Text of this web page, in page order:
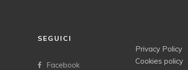
SEGUICI
Facebook
Privacy Policy
Cookies policy